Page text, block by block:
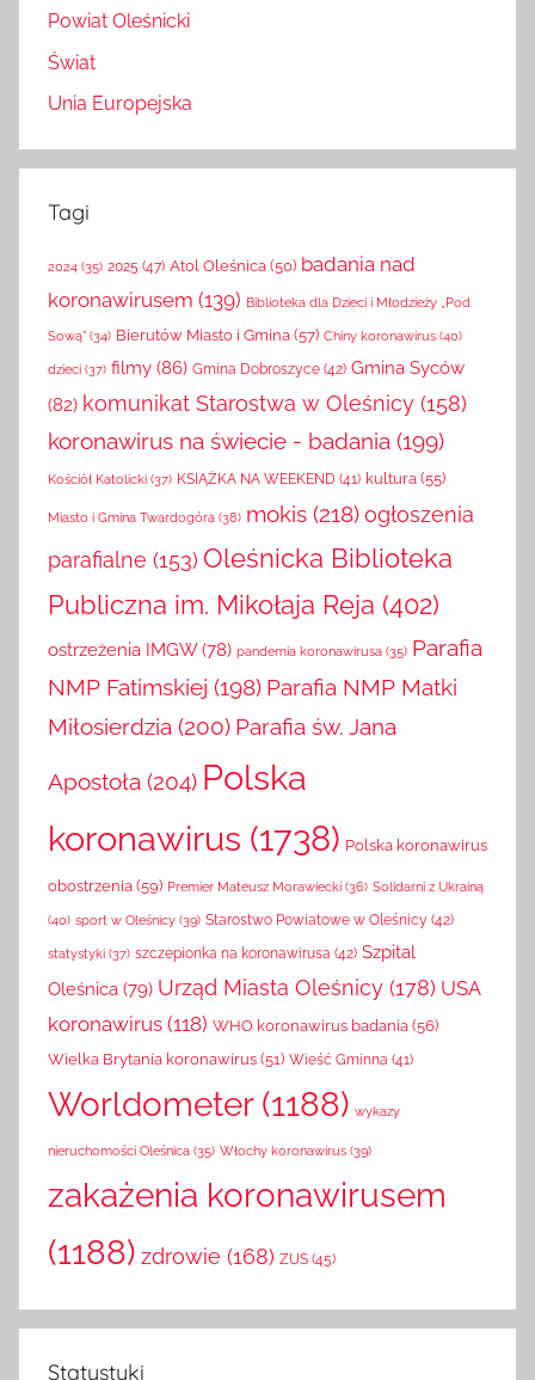
Powiat Oleśnicki
Świat
Unia Europejska
Tagi
2024 (35) 2025 (47) Atol Oleśnica (50) badania nad
koronawirusem (139) Biblioteka dla Dzieci i Młodzieży „Pod
Sową” (34) Bierutów Miasto i Gmina (57) Chiny koronawirus (40)
dzieci (37) filmy (86) Gmina Dobroszyce (42) Gmina Syców
(82) komunikat Starostwa w Oleśnicy (158)
koronawirus na świecie - badania (199)
Kościół Katolicki (37) KSIĄŻKA NA WEEKEND (41) kultura (55)
Miasto i Gmina Twardogóra (38) mokis (218)ogłoszenia
parafialne (153) Oleśnicka Biblioteka
Publiczna im. Mikołaja Reja (402)
ostrzeżenia IMGW (78) pandemia koronawirusa (35) Parafia
NMP Fatimskiej (198) Parafia NMP Matki
Miłosierdzia (200) Parafia św. Jana
Apostoła (204) Polska
koronawirus (1738) Polska koronawirus
obostrzenia(59) Premier Mateusz Morawiecki (36) Solidarni z Ukrainą
(40) sport w Oleśnicy (39) Starostwo Powiatowe w Oleśnicy (42)
statystyki (37) szczepionka na koronawirusa (42) Szpital
Oleśnica (79) Urząd Miasta Oleśnicy (178) USA
koronawirus (118) WHO koronawirus badania (56)
Wielka Brytania koronawirus (51) Wieść Gminna (41)
Worldometer(1188) wykazy
nieruchomości Oleśnica (35) Włochy koronawirus (39)
zakażenia koronawirusem
(1188) zdrowie (168) ZUS (45)